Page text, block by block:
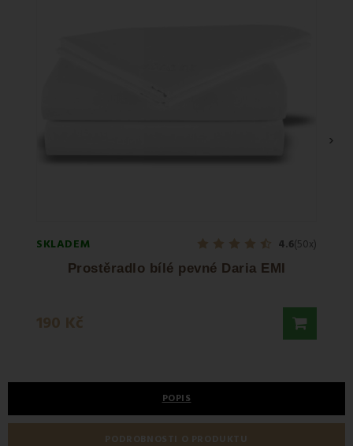
SKLADEM 4.6(50x)
Prostěradlo bílé pevné Daria EMI
190 Kč
›
POPIS
PODROBNOSTI O PRODUKTU